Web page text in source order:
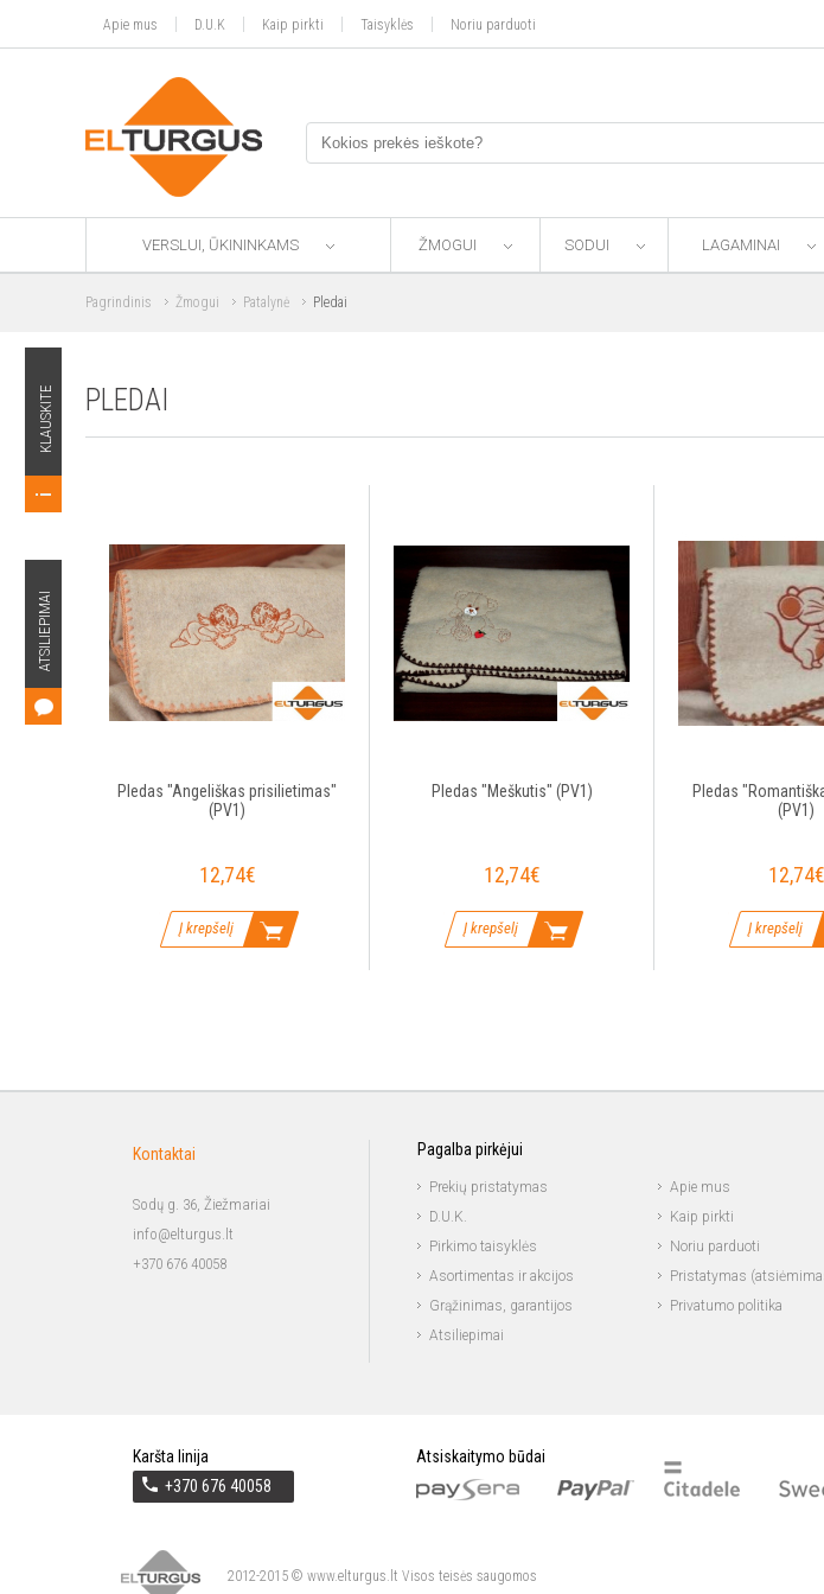
Apie mus D.U.K Kaip pirkti Taisyklės Noriu parduoti
KLAUSKITE
ATSILIEPIMAI
VERSLUI, ŪKININKAMS ŽMOGUI SODUI LAGAMINAI
Pagrindinis Žmogui Patalynė Pledai
PLEDAI
Pledas "Angeliškas prisilietimas"
(PV1)
12,74€
Į krepšelį
Pledas "Meškutis" (PV1)
12,74€
Į krepšelį
Pledas
(PV1)
12,74€
Į krepšelį
Kontaktai
Sodų g. 36, Žiežmariai
info@elturgus.lt
+370 676 40058
Pagalba pirkėjui
Prekių pristatymas
Apie mus
D.U.K.
Kaip pirkti
Pirkimo taisyklės
Noriu parduoti
Asortimentas ir akcijos
Pristatymas
Grąžinimas, garantijos
Privatumo politika
Atsiliepimai
Karšta linija
+370 676 40058
Atsiskaitymo būdai
2012-2015 © www.elturgus.lt Visos teisės saugomos